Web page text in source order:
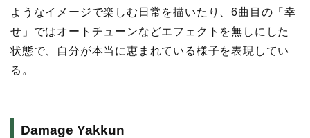
ようなイメージで楽しむ日常を描いたり、6曲目の「幸
せ」ではオートチューンなどエフェクトを無しにした
状態で、自分が本当に恵まれている様子を表現してい
る。
Damage Yakkun